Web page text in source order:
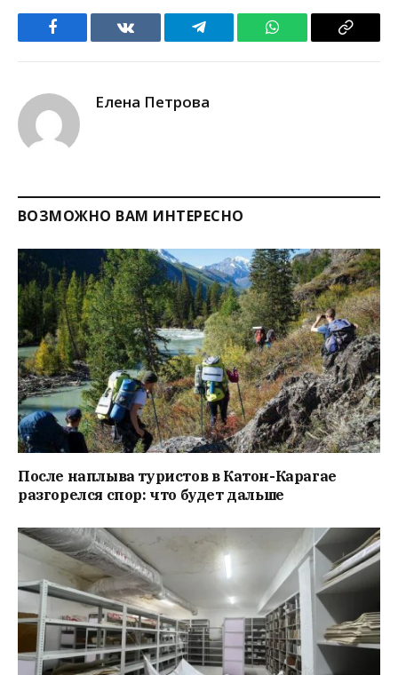
Facebook VKontakteTelegram WhatsApp Copy
Елена Петрова
ВОЗМОЖНО ВАМ ИНТЕРЕСНО
После наплыва туристов в Катон-Карагае
разгорелся спор: что будет дальше